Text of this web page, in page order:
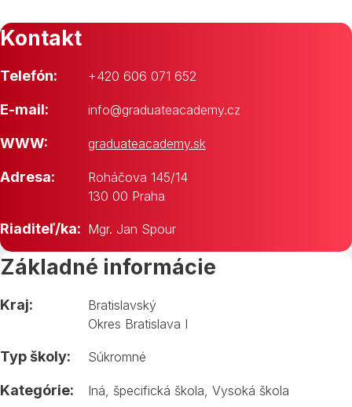
Kontakt
Telefón: +420 606 071 652
E-mail: info@graduateacademy.cz
WWW: graduateacademy.sk
Adresa:
Roháčova 145/14
130 00 Praha
Riaditeľ/ka: Mgr. Jan Spour
Základné informácie
Kraj:
Bratislavský
Okres Bratislava I
Typ školy: Súkromné
Kategórie: Iná, špecifická škola Vysoká škola